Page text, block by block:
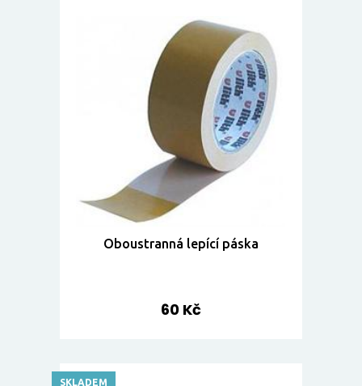
Oboustranná lepící páska
60 Kč
SKLADEM